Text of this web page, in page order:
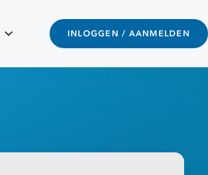
INLOGGEN / AANMELDEN